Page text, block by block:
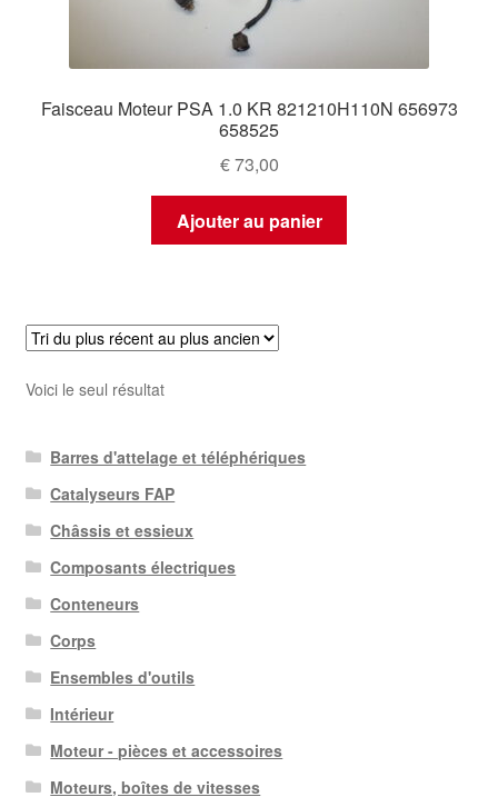
Faisceau Moteur PSA 1.0 KR 821210H110N 656973
658525
€73,00
Ajouter au panier
Voici le seul résultat
Barres d'attelage et téléphériques
Catalyseurs FAP
Châssis et essieux
Composants électriques
Conteneurs
Corps
Ensembles d'outils
Intérieur
Moteur - pièces et accessoires
Moteurs, boîtes de vitesses